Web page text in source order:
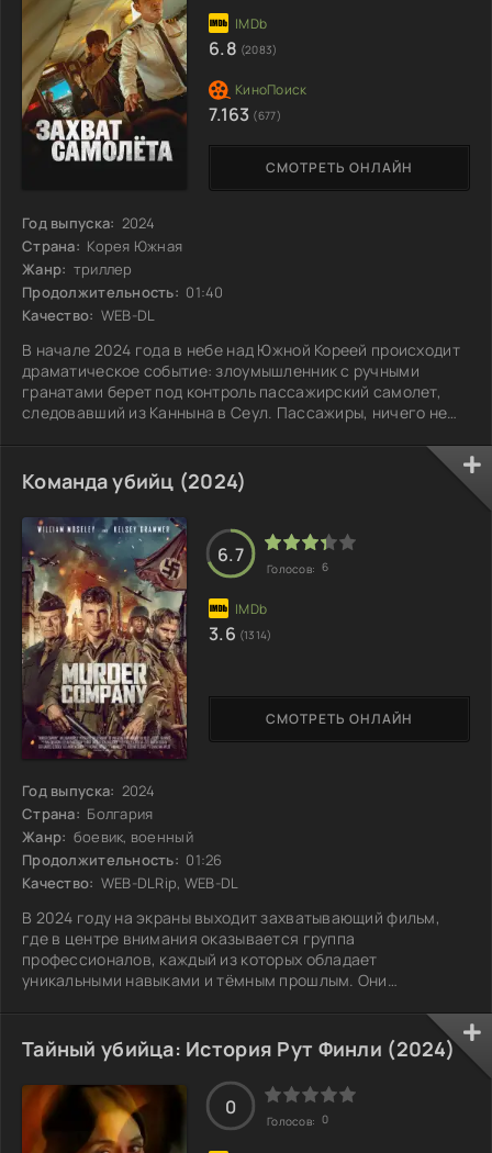
Год выпуска: 2024
Страна: Корея Южная
Жанр: триллер
Продолжительность: 01:40
Качество: WEB-DL
В начале 2024 года в небе над Южной Кореей происходит
драматическое событие: злоумышленник с ручными
гранатами берет под контроль пассажирский самолет,
следовавший из Каннына в Сеул. Пассажиры, ничего не
Мужчина, вооруженный и решительный, требует
выполнения своих условий, угрожая жизням всех
находящихся на борту. Экипаж вынужден следовать
указаниям захватчика, и атмосфера на борту накаляется
до
СМОТРЕТЬ ОНЛАЙН
6.8 (2083)
7.163 (677)
Команда убийц (2024)
Год выпуска: 2024
Страна: Болгария
Жанр: боевик, военный
Продолжительность: 01:26
Качество: WEB-DLRip, WEB-DL
В 2024 году на экраны выходит захватывающий фильм,
где в центре внимания оказывается группа
профессионалов, каждый из которых обладает
уникальными навыками и тёмным прошлым. Они
предательство может стать последним. Отличительной
чертой их работы является не только совершенное
владение оружием и технологическими новинками, но и
психологическая игра, где ставки выше, чем кажутся.
Персонажи, каждый
СМОТРЕТЬ ОНЛАЙН
6.7
Голосов: 6
3.6 (1314)
Тайный убийца: История Рут Финли (2024)
0
Голосов: 0